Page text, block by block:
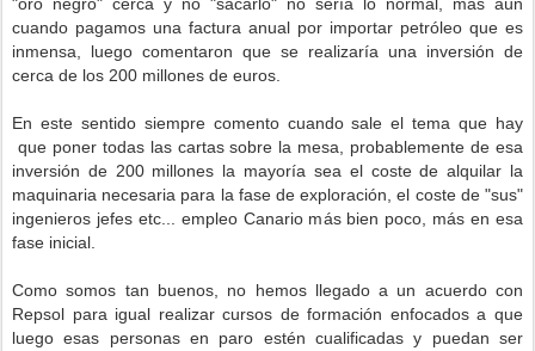
cuando pagamos una factura anual por importar petróleo que es
inmensa, luego comentaron que se realizaría una inversión de
cerca de los 200 millones de euros.
En este sentido siempre comento cuando sale el tema que hay
que poner todas las cartas sobre la mesa, probablemente de esa
inversión de 200 millones la mayoría sea el coste de alquilar la
maquinaria necesaria para la fase de exploración, el coste de "sus"
ingenieros jefes etc... empleo Canario más bien poco, más en esa
fase inicial.
Como somos tan buenos, no hemos llegado a un acuerdo con
Repsol para igual realizar cursos de formación enfocados a que
luego esas personas en paro estén cualificadas y puedan ser